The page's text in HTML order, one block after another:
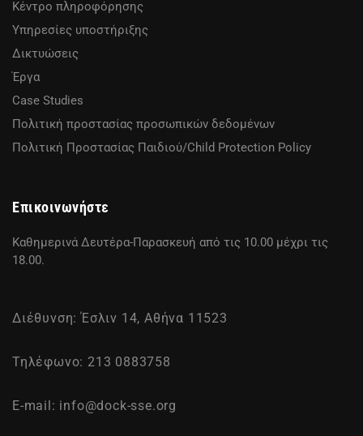
Κέντρο πληροφόρησης
Υπηρεσίες υποστήριξης
Δικτυώσεις
Έργα
Case Studies
Πολιτική προστασίας προσωπικών δεδομένων
Πολιτική Προστασίας Παιδιού/Child Protection Policy
Επικοινωνήστε
Καθημερινά Δευτέρα-Παρασκευή από τις 10.00 μέχρι τις
18.00.
Διέθυνση: Έσλιν 14, Αθήνα 11523
Τηλέφωνο: 213 0883758
E-mail: info@dock-sse.org